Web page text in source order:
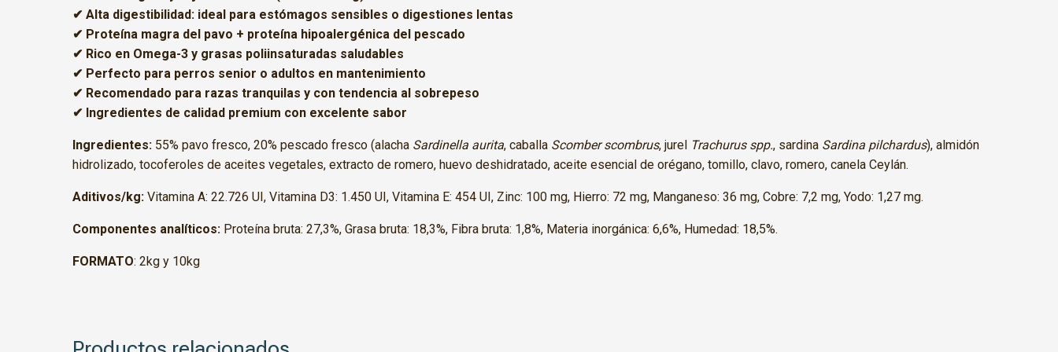
✔ Alta digestibilidad: ideal para estómagos sensibles o digestiones lentas
✔ Proteína magra del pavo + proteína hipoalergénica del pescado
✔ Rico en Omega-3 y grasas poliinsaturadas saludables
✔ Perfecto para perros senior o adultos en mantenimiento
✔ Recomendado para razas tranquilas y con tendencia al sobrepeso
✔ Ingredientes de calidad premium con excelente sabor
Ingredientes: 55% pavo fresco, 20% pescado fresco (alacha Sardinella aurita, caballa Scomber scombrus, jurel Trachurus spp., sardina Sardina pilchardus), almidón
hidrolizado, tocoferoles de aceites vegetales, extracto de romero, huevo deshidratado, aceite esencial de orégano, tomillo, clavo, romero, canela Ceylán.
Aditivos/kg: Vitamina A: 22.726 UI, Vitamina D3: 1.450 UI, Vitamina E: 454 UI, Zinc: 100 mg, Hierro: 72 mg, Manganeso: 36 mg, Cobre: 7,2 mg, Yodo: 1,27 mg.
Componentes analíticos: Proteína bruta: 27,3%, Grasa bruta: 18,3%, Fibra bruta: 1,8%, Materia inorgánica: 6,6%, Humedad: 18,5%.
FORMATO: 2kg y 10kg